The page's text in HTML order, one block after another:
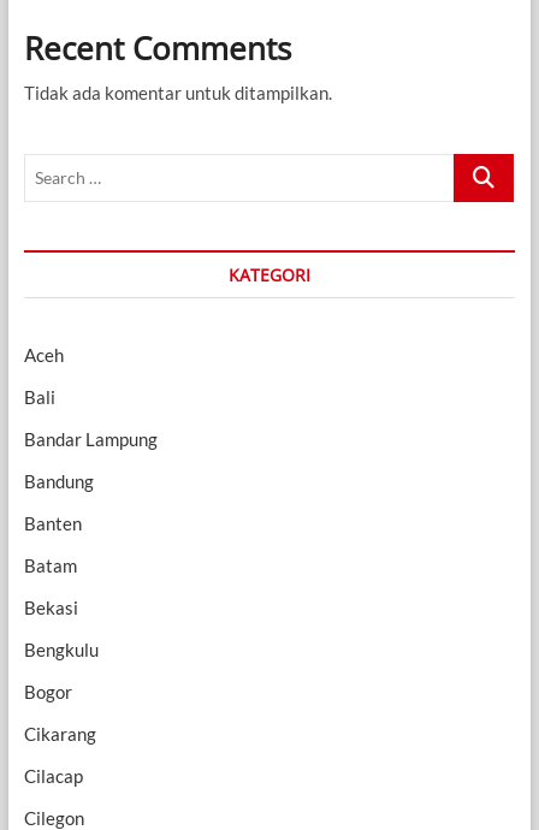
Recent Comments
Tidak ada komentar untuk ditampilkan.
Search
KATEGORI
Aceh
Bali
Bandar Lampung
Bandung
Banten
Batam
Bekasi
Bengkulu
Bogor
Cikarang
Cilacap
Cilegon